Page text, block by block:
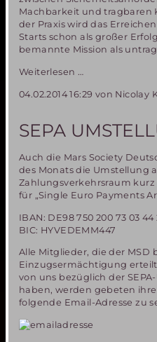
Machbarkeit und tragbaren
der Praxis wird das
Starts schon als großer
bemannte Mission als
Weiterlesen …
Columbia
zu
bemannten
Missionen
04.02.2014 16:29 von Nicolay
SEPA
Auch die Mars Society
des Monats die Umstellung
Zahlungsverkehrsraum kurz
für „Single Euro Payments
IBAN: DE98 750 200 73 03 44
BIC: HYVEDEMM447
Alle Mitglieder, die der MSD
Einzugsermächtigung
von uns bezüglich der
haben, werden gebeten
folgende Email-Adresse zu